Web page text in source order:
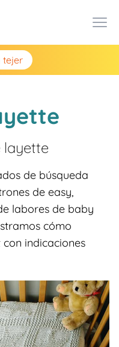
tejer
layette
de búsqueda
de easy,
labores de baby
cómo
indicaciones